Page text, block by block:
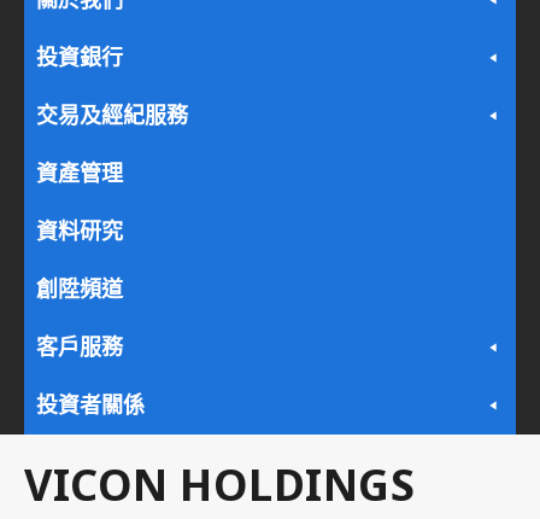
投資銀行
交易及經紀服務
資產管理
資料研究
創陞頻道
客戶服務
投資者關係
VICON HOLDINGS